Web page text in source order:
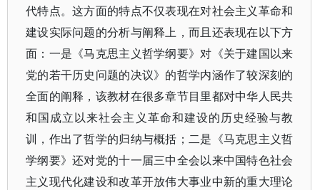
代特点。这方面的特点不仅表现在对社会主义革命和
建设实际问题的分析与阐释上，而且还表现在以下方
面：一是《马克思主义哲学纲要》对《关于建国以来
党的若干历史问题的决议》的哲学内涵作了较深刻的
全面的阐释，该教材在很多章节目里都对中华人民共
和国成立以来社会主义革命和建设的历史经验与教
训，作出了哲学的归纳与概括；二是《马克思主义哲
学纲要》还对党的十一届三中全会以来中国特色社会
主义现代化建设和改革开放伟大事业中新的重大理论